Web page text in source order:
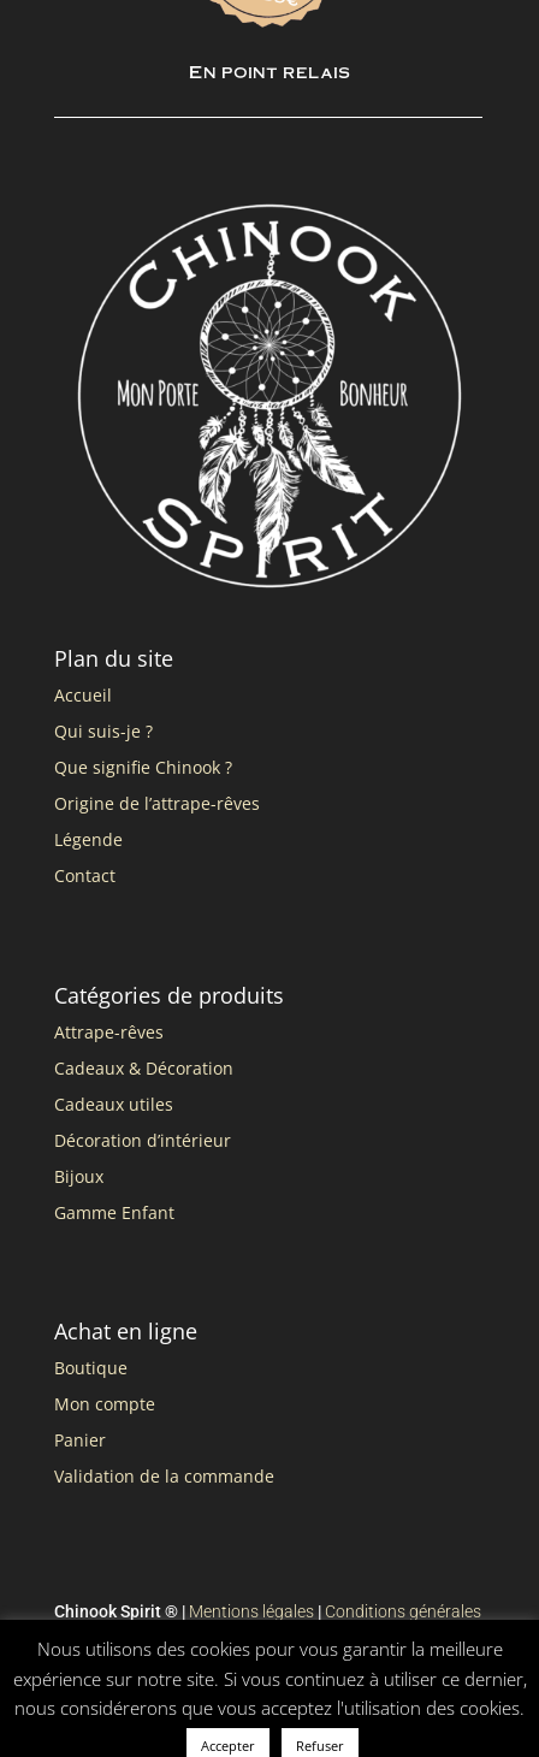
En point relais
Plan du site
Accueil
Qui suis-je ?
Que signifie Chinook ?
Origine de l’attrape-rêves
Légende
Contact
Catégories de produits
Attrape-rêves
Cadeaux & Décoration
Cadeaux utiles
Décoration d’intérieur
Bijoux
Gamme Enfant
Achat en ligne
Boutique
Mon compte
Panier
Validation de la commande
Chinook Spirit ® | Mentions légales| Conditions générales
de vente
Nous utilisons des cookies pour vous garantir la meilleure
expérience sur notre site. Si vous continuez à utiliser ce dernier,
nous considérerons que vous acceptez l'utilisation des cookies.
Accepter Refuser